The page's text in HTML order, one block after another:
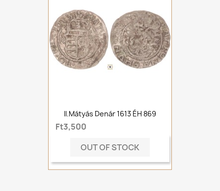
II.Mátyás Denár 1613 ÉH 869
Ft3,500
OUT OF STOCK